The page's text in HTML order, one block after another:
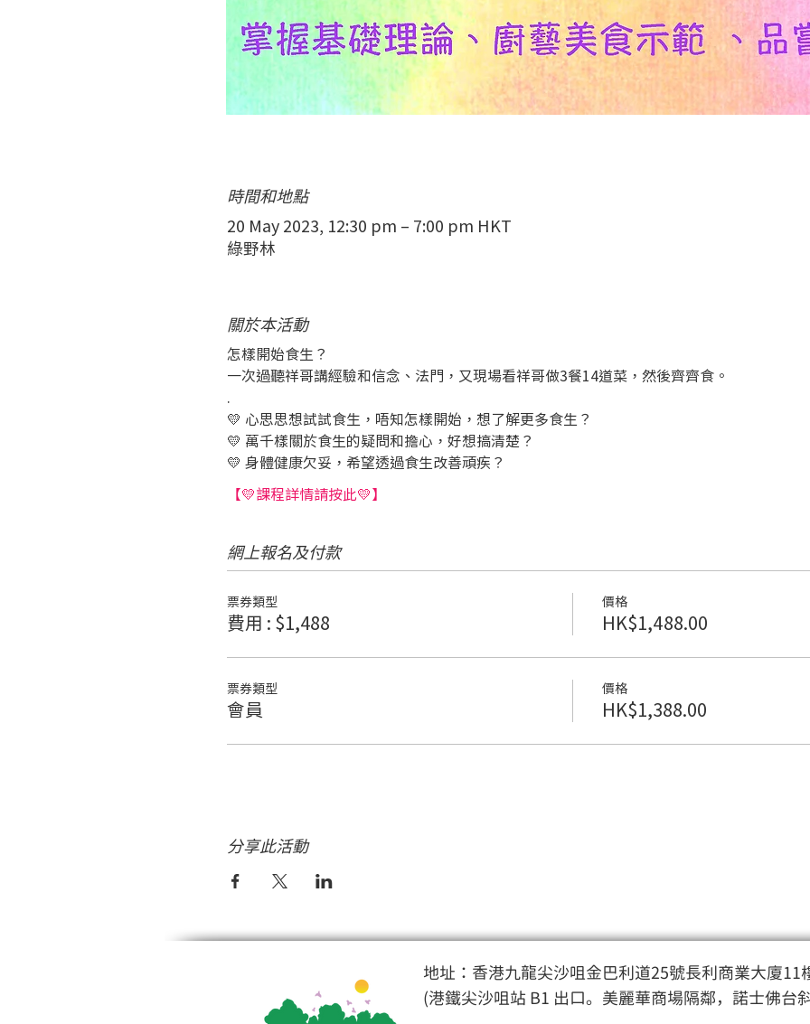
時間和地點
20 May 2023, 12:30 pm – 7:00 pm HKT
綠野林
關於本活動
怎樣開始食生？
一次過聽祥哥講經驗和信念、法門，又現場看祥哥做3餐14道菜，然後齊齊食。
.
💛 心思思想試試食生，唔知怎樣開始，想了解更多食生？
💛 萬千樣關於食生的疑問和擔心，好想搞清楚？
💛 身體健康欠妥，希望透過食生改善頑疾？
【💛課程詳情請按此💛】
網上報名及付款
票券類型
費用 : $1,488
價格
HK$1,488.00
票券類型
會員
價格
HK$1,388.00
分享此活動
地址：香港九龍尖沙咀金巴利道25號長利商業大廈11
(港鐵尖沙咀站 B1 出口。美麗華商場隔鄰，諾士佛台